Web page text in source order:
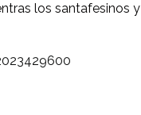
los santafesinos y